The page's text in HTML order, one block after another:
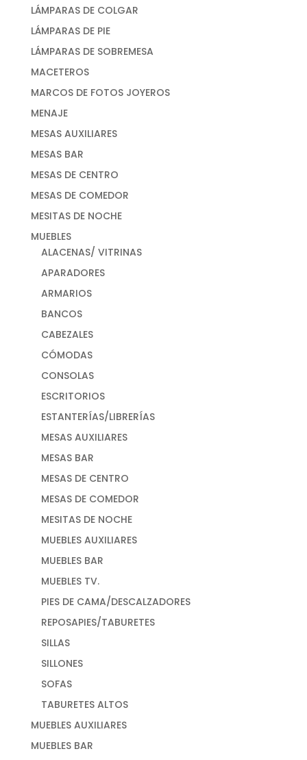
LÁMPARAS DE COLGAR
LÁMPARAS DE PIE
LÁMPARAS DE SOBREMESA
MACETEROS
MARCOS DE FOTOS JOYEROS
MENAJE
MESAS AUXILIARES
MESAS BAR
MESAS DE CENTRO
MESAS DE COMEDOR
MESITAS DE NOCHE
MUEBLES
ALACENAS/ VITRINAS
APARADORES
ARMARIOS
BANCOS
CABEZALES
CÓMODAS
CONSOLAS
ESCRITORIOS
ESTANTERÍAS/LIBRERÍAS
MESAS AUXILIARES
MESAS BAR
MESAS DE CENTRO
MESAS DE COMEDOR
MESITAS DE NOCHE
MUEBLES AUXILIARES
MUEBLES BAR
MUEBLES TV.
PIES DE CAMA/DESCALZADORES
REPOSAPIES/TABURETES
SILLAS
SILLONES
SOFAS
TABURETES ALTOS
MUEBLES AUXILIARES
MUEBLES BAR